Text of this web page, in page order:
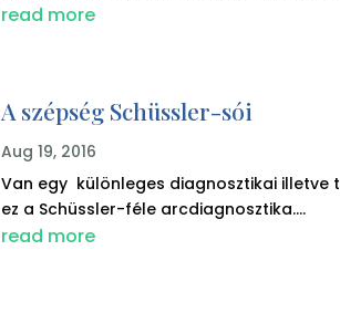
read more
A szépség Schüssler-sói
Aug 19, 2016
Van egy különleges diagnosztikai illetve
ez a Schüssler-féle arcdiagnosztika....
read more